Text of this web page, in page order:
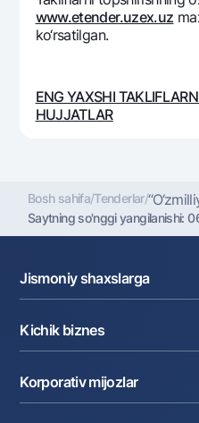
Matbuot markazi
Ofis va bankomatlar
Bizni ijtimoiy tarmoqlarda kuzatib
www.etender.uzex.uz
ko‘rsatilgan.
ENG YAXSHI
HUJJATLAR
Bosh sahifa/Tenderlar/
Saytning so'nggi yangilanishi:
Jismoniy shaxslarga
Omonatlar
Kartalar
Pul oʻtkazmalari
Valyutalar kursi
Tariflar
Kichik biznes
Kreditlar
Ekvayring
Korporativ mijozlar